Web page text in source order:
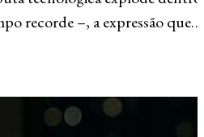
recorde –, a expressão que…